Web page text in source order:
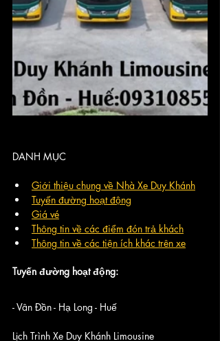
DANH MỤC
Giới thiệu chung về Nhà Xe Duy Khánh
Tuyến đường hoạt động
Giá vé
Thông tin về các điểm đón trả khách
Thông tin về các tiện ích khác trên xe
Tuyến đường hoạt động:
- Vân Đồn - Hạ Long - Huế
Lịch Trình Xe Duy Khánh Limousine